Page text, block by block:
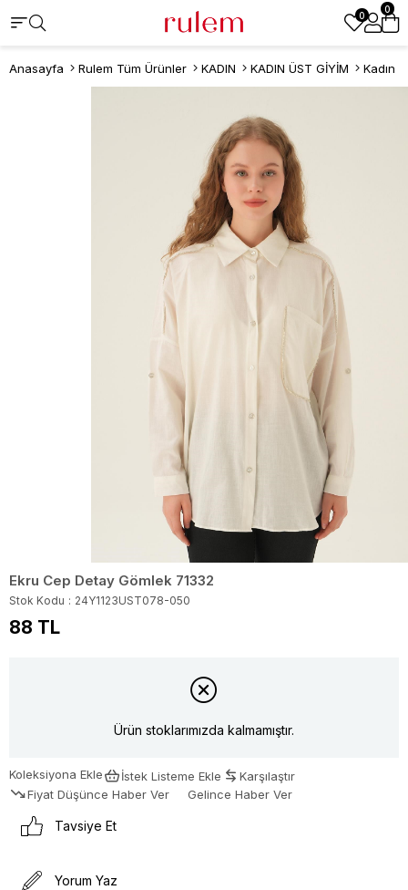
0
0
Anasayfa Rulem Tüm Ürünler KADIN KADIN ÜST GİYİM Kadın
Ekru Cep Detay Gömlek 71332
Stok Kodu 24Y1123UST078-050
88 TL
Ürün stoklarımızda kalmamıştır.
Koleksiyona Ekle İstek Listeme Ekle
Karşılaştır
Fiyat Düşünce Haber Ver
Gelince Haber Ver
Tavsiye Et
Yorum Yaz